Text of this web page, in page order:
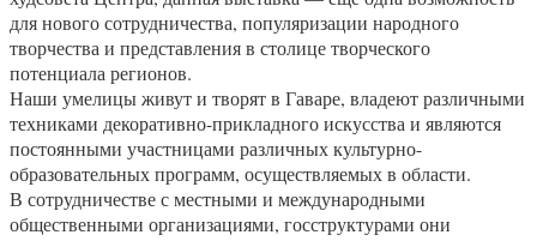
для нового сотрудничества, популяризации народного
творчества и представления в столице творческого
потенциала регионов.
Наши умелицы живут и творят в Гаваре, владеют различными
техниками декоративно-прикладного искусства и являются
постоянными участницами различных культурно-
образовательных программ, осуществляемых в области.
В сотрудничестве с местными и международными
общественными организациями, госструктурами они